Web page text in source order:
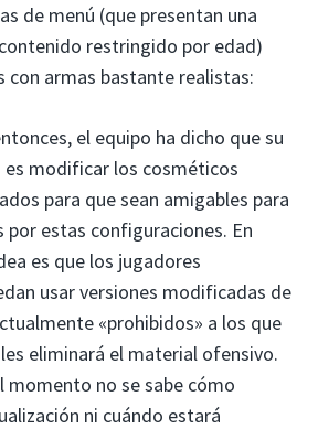
de menú (que presentan una
restringido por edad)
con armas bastante realistas:
el equipo ha dicho que su
es modificar los cosméticos
para que sean amigables para
estas configuraciones. En
es que los jugadores
usar versiones modificadas de
«prohibidos» a los que
eliminará el material ofensivo.
momento no se sabe cómo
ni cuándo estará